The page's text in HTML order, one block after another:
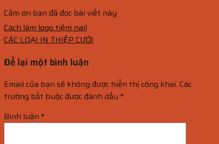
Cảm ơn bạn đã đọc bài viết này
Cách làm logo tiệm nail
CÁC LOẠI IN THIỆP CƯỚI
Để lại một bình luận
Email của bạn sẽ không được hiển thị công khai. Các
trường bắt buộc được đánh dấu *
Bình luận *